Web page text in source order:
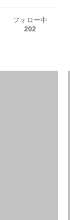
フォロー中
202